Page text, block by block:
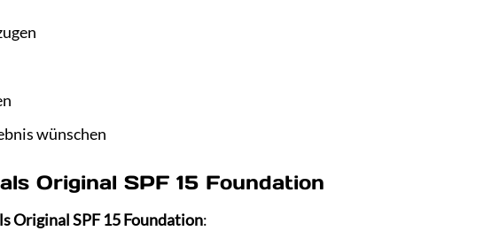
wünschen
Original SPF 15 Foundation
Original SPF 15 Foundation: